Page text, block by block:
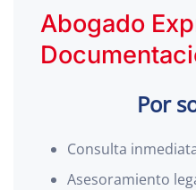
Abogado
Por
Consulta
Asesoramiento